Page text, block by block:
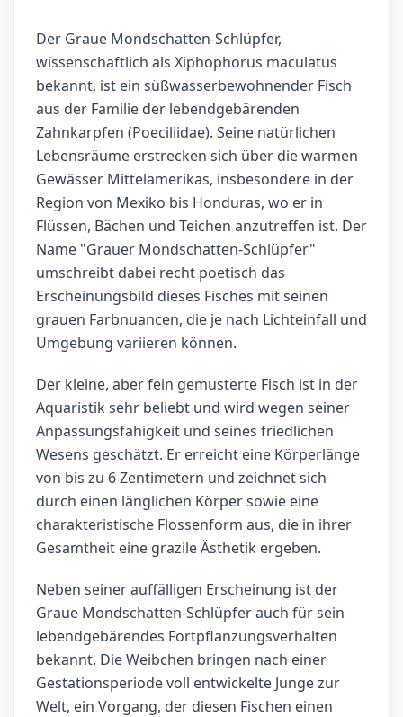
Der Graue Mondschatten-Schlüpfer,
wissenschaftlich als Xiphophorus maculatus
bekannt, ist ein süßwasserbewohnender Fisch
aus der Familie der lebendgebärenden
Zahnkarpfen (Poeciliidae). Seine natürlichen
Lebensräume erstrecken sich über die warmen
Gewässer Mittelamerikas, insbesondere in der
Region von Mexiko bis Honduras, wo er in
Flüssen, Bächen und Teichen anzutreffen ist. Der
Name "Grauer Mondschatten-Schlüpfer"
umschreibt dabei recht poetisch das
Erscheinungsbild dieses Fisches mit seinen
grauen Farbnuancen, die je nach Lichteinfall und
Umgebung variieren können.
Der kleine, aber fein gemusterte Fisch ist in der
Aquaristik sehr beliebt und wird wegen seiner
Anpassungsfähigkeit und seines friedlichen
Wesens geschätzt. Er erreicht eine Körperlänge
von bis zu 6 Zentimetern und zeichnet sich
durch einen länglichen Körper sowie eine
charakteristische Flossenform aus, die in ihrer
Gesamtheit eine grazile Ästhetik ergeben.
Neben seiner auffälligen Erscheinung ist der
Graue Mondschatten-Schlüpfer auch für sein
lebendgebärendes Fortpflanzungsverhalten
bekannt. Die Weibchen bringen nach einer
Gestationsperiode voll entwickelte Junge zur
Welt, ein Vorgang, der diesen Fischen einen